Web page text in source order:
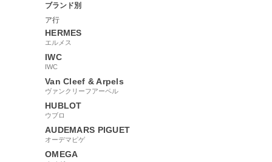
ブランド別
ア行
HERMES
エルメス
IWC
IWC
Van Cleef & Arpels
ヴァンクリーフアーペル
HUBLOT
ウブロ
AUDEMARS PIGUET
オーデマピゲ
OMEGA